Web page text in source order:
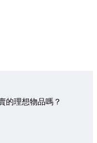
的理想物品嗎？